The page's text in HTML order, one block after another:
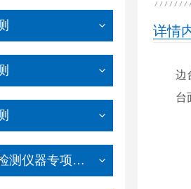
第三方检测仪器专项设备
详情
边
台